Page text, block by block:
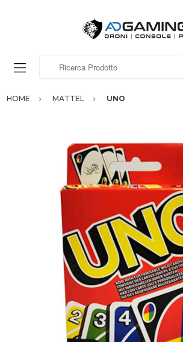
HOME MATTEL UNO